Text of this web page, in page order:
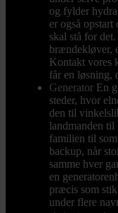
og fylder
er også
skal stå for
brændekløver,
Kontakt vores
får en løsning,
Generator En
steder, hvor
den til
landmanden
familien til
backup, når
samme hver
en
præcis som
under flere